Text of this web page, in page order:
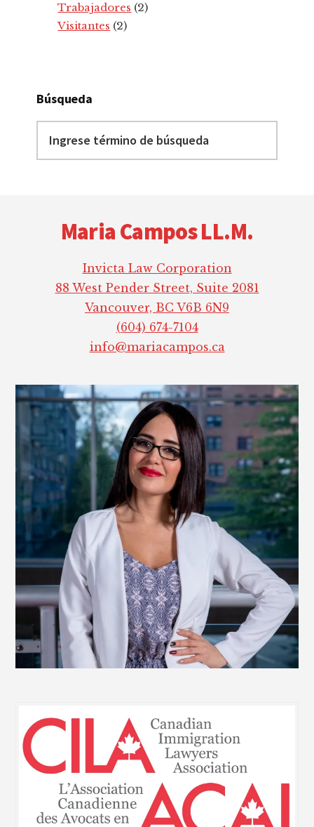
Trabajadores (2)
Visitantes (2)
Búsqueda
término
Maria Campos LL.M.
Invicta Law Corporation
88 West Pender Street, Suite 2081
Vancouver, BC V6B 6N9
(604) 674-7104
info@mariacampos.ca